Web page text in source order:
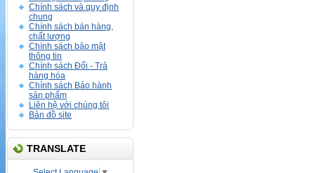
Chính sách và quy định
chung
Chính sách bán hàng,
chất lượng
Chính sách bảo mật
thông tin
Chính sách Đổi - Trả
hàng hóa
Chính sách Bảo hành
sản phẩm
Liên hệ với chúng tôi
Bản đồ site
TRANSLATE